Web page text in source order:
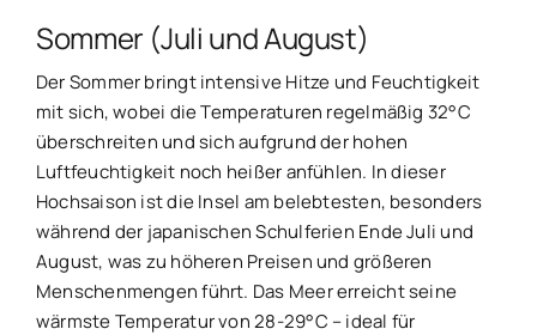
Sommer (Juli und August)
Der Sommer bringt intensive Hitze und Feuchtigkeit
mit sich, wobei die Temperaturen regelmäßig 32°C
überschreiten und sich aufgrund der hohen
Luftfeuchtigkeit noch heißer anfühlen. In dieser
Hochsaison ist die Insel am belebtesten, besonders
während der japanischen Schulferien Ende Juli und
August, was zu höheren Preisen und größeren
Menschenmengen führt. Das Meer erreicht seine
wärmste Temperatur von 28-29°C – ideal für